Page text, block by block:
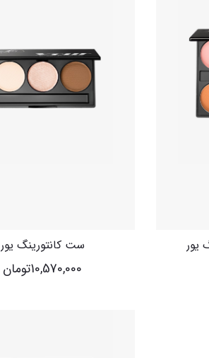
ست کانتورینگ یور
10,570,000تومان